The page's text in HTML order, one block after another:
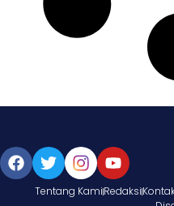
Tentang KamiRedaksi